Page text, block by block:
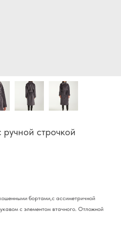
строчкой
бортами,с ассиметричной
с элементом втачного. Отложной